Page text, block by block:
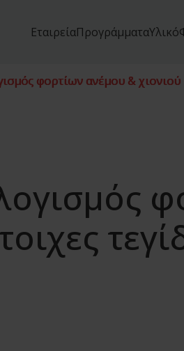
ΕταιρείαΠρογράμματαΥλικό
φορτίων ανέμου & χιονιού